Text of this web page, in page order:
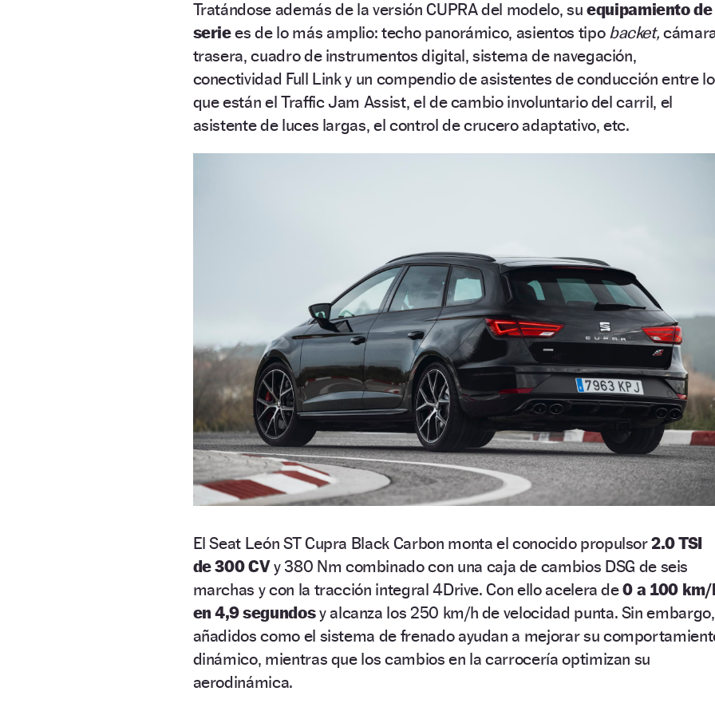
Tratándose además de la versión CUPRA del modelo, su equipamiento de
seriees de lo más amplio: techo panorámico, asientos tipo backet,
trasera, cuadro de instrumentos digital, sistema de navegación,
conectividad Full Link y un compendio de asistentes de conducción entre
que están el Traffic Jam Assist, el de cambio involuntario del carril, el
asistente de luces largas, el control de crucero adaptativo, etc.
El Seat León ST Cupra Black Carbon monta el conocido propulsor2.0 TSI
de 300 CVy 380 Nm combinado con una caja de cambios DSG de seis
marchas y con la tracción integral 4Drive. Con ello acelera de0 a 100 km/
en 4,9 segundosy alcanza los 250 km/h de velocidad punta. Sin embargo,
añadidos como el sistema de frenado ayudan a mejorar su
dinámico, mientras que los cambios en la carrocería optimizan su
aerodinámica.